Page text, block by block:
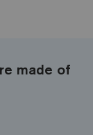
made of